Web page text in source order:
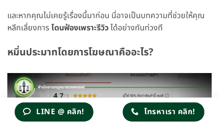
และหากคุณไม่เคยรู้เรื่องนี้มาก่อน นี่อาจเป็นบทความที่ช่วยให้คุณ
หลีกเลี่ยงการโดนฟ้องเพราะรีวิวได้อย่างทันท่วงที
หมิ่นประมาทโดยการโฆษณาคืออะไร?
LINE @ คลิก! โทรหาเรา คลิก!